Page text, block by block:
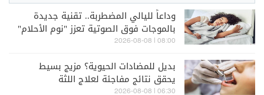
وداعاً لليالي المضطربة.. تقنية جديدة
بالموجات فوق الصوتية تعزز "نوم الأحلام"
08:00 | 2026-08-08
بديل للمضادات الحيوية؟ مزيج بسيط
يحقق نتائج مفاجئة لعلاج اللثة
06:30 | 2026-08-08